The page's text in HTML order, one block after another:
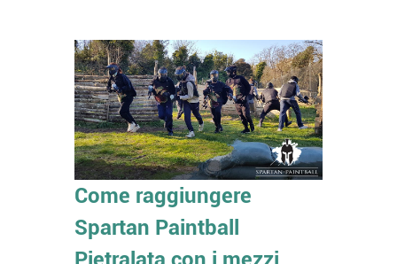
Come raggiungere
Spartan Paintball